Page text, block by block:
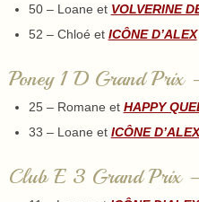
50 – Loane et VOLVERINE
52 – Chloé et ICÔNE D’ALEX
Poney 1 D Grand Prix
25 – Romane et HAPPY
33 – Loane et ICÔNE D’ALEX
Club E 3 Grand Prix